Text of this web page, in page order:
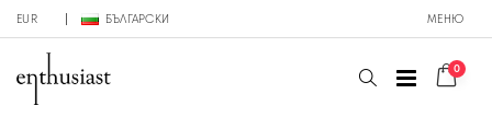
EUR БЪЛГАРСКИ МЕНЮ
0